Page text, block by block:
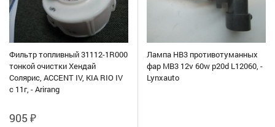
Фильтр топливный 31112-1R000
тонкой очистки Хендай
Солярис, ACCENT IV, KIA RIO IV
с 11г, - Arirang
905 ₽
Лампа HB3 противотуманных
фар MB3 12v 60w p20d L12060, -
Lynxauto